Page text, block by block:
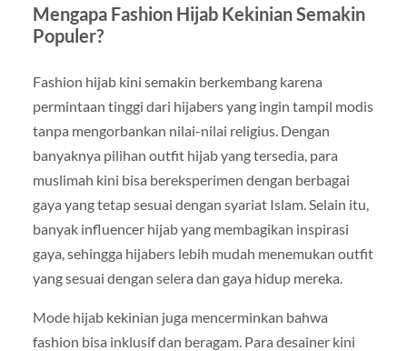
Mengapa Fashion Hijab Kekinian Semakin
Populer?
Fashion hijab kini semakin berkembang karena
permintaan tinggi dari hijabers yang ingin tampil modis
tanpa mengorbankan nilai-nilai religius. Dengan
banyaknya pilihan outfit hijab yang tersedia, para
muslimah kini bisa bereksperimen dengan berbagai
gaya yang tetap sesuai dengan syariat Islam. Selain itu,
banyak influencer hijab yang membagikan inspirasi
gaya, sehingga hijabers lebih mudah menemukan outfit
yang sesuai dengan selera dan gaya hidup mereka.
Mode hijab kekinian juga mencerminkan bahwa
fashion bisa inklusif dan beragam. Para desainer kini